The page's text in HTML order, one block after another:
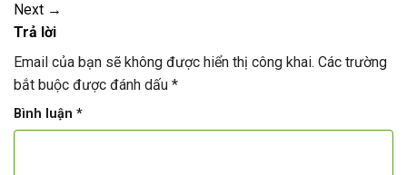
Next →
Trả lời
Email của bạn sẽ không được hiển thị công khai. Các trường
bắt buộc được đánh dấu *
Bình luận *